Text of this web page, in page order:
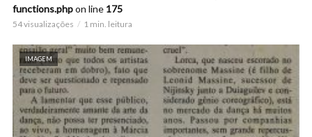
functions.phpon line 175
54 visualizações 1 min. leitura
IMAGEM